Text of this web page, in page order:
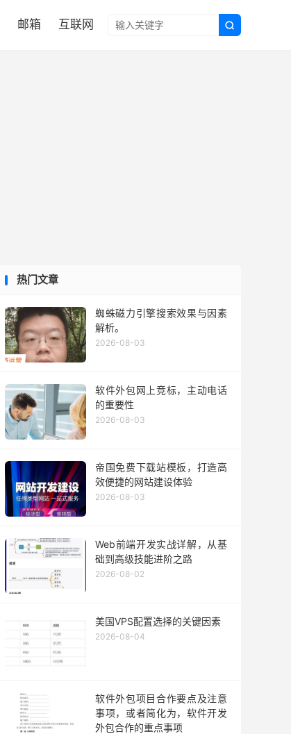

邮箱 互联网
热门文章
蜘蛛磁力引擎搜索效果与因素
解析。
2026-08-03
软件外包网上竞标，主动电话
的重要性
2026-08-03
帝国免费下载站模板，打造高
效便捷的网站建设体验
2026-08-03
Web前端开发实战详解，从基
础到高级技能进阶之路
2026-08-02
美国VPS配置选择的关键因素
2026-08-04
软件外包项目合作要点及注意
事项，或者简化为，软件开发
外包合作的重点事项